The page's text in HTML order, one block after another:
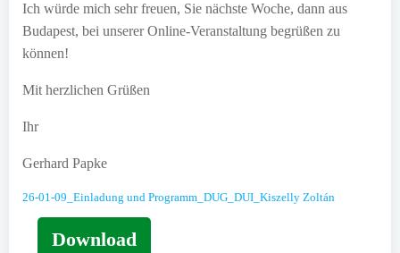
Ich würde mich sehr freuen, Sie nächste Woche, dann aus
Budapest, bei unserer Online-Veranstaltung begrüßen zu
können!
Mit herzlichen Grüßen
Ihr
Gerhard Papke
26-01-09_Einladung und Programm_DUG_DUI_Kiszelly Zoltán
Download